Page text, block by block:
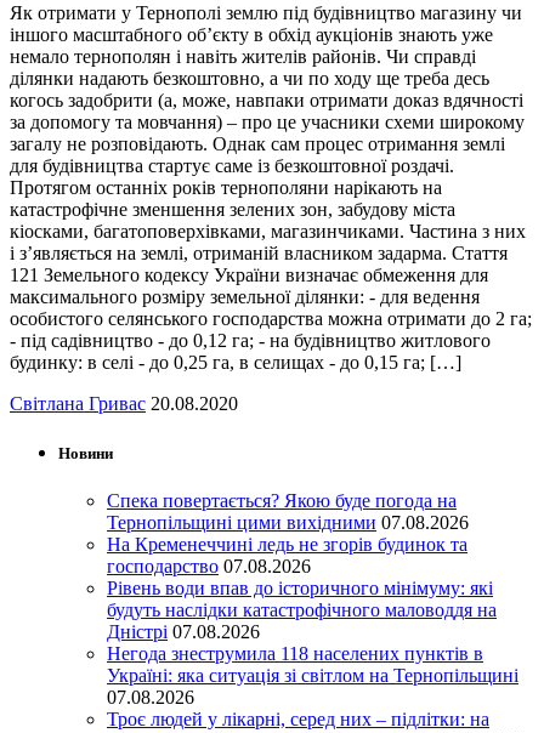
Як отримати у Тернополі землю під будівництво магазину чи
іншого масштабного об’єкту в обхід аукціонів знають уже
немало тернополян і навіть жителів районів. Чи справді
ділянки надають безкоштовно, а чи по ходу ще треба десь
когось задобрити (а, може, навпаки отримати доказ вдячності
за допомогу та мовчання) – про це учасники схеми широкому
загалу не розповідають. Однак сам процес отримання землі
для будівництва стартує саме із безкоштовної роздачі.
Протягом останніх років тернополяни нарікають на
катастрофічне зменшення зелених зон, забудову міста
кіосками, багатоповерхівками, магазинчиками. Частина з них
і з’являється на землі, отриманій власником задарма. Стаття
121 Земельного кодексу України визначає обмеження для
максимального розміру земельної ділянки: - для ведення
особистого селянського господарства можна отримати до 2 га;
- під садівництво - до 0,12 га; - на будівництво житлового
будинку: в селі - до 0,25 га, в селищах - до 0,15 га; […]
Світлана Гривас 20.08.2020
Новини
Спека повертається? Якою буде погода на
Тернопільщині цими вихідними 07.08.2026
На Кременеччині ледь не згорів будинок та
господарство 07.08.2026
Рівень води впав до історичного мінімуму: які
будуть наслідки катастрофічного маловоддя на
Дністрі 07.08.2026
Негода знеструмила 118 населених пунктів в
Україні: яка ситуація зі світлом на Тернопільщині
07.08.2026
Троє людей у лікарні, серед них – підлітки: на